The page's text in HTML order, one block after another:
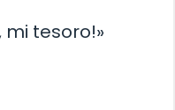
mi tesoro!»